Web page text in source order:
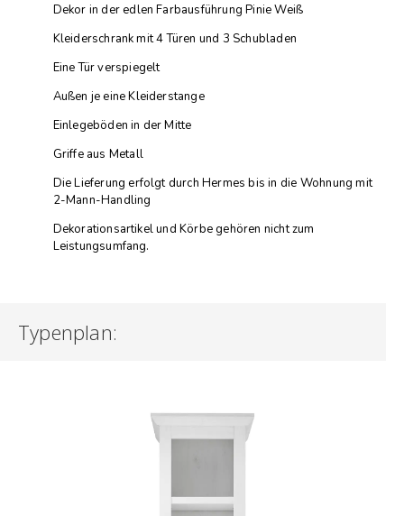
Dekor in der edlen Farbausführung Pinie Weiß
Kleiderschrank mit 4 Türen und 3 Schubladen
Eine Tür verspiegelt
Außen je eine Kleiderstange
Einlegeböden in der Mitte
Griffe aus Metall
Die Lieferung erfolgt durch Hermes bis in die Wohnung mit
2-Mann-Handling
Dekorationsartikel und Körbe gehören nicht zum
Leistungsumfang.
Typenplan: